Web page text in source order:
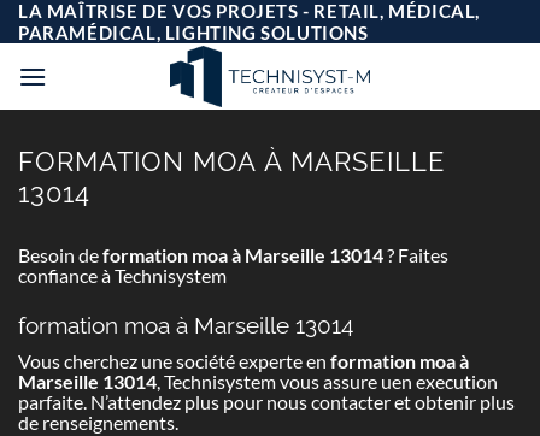
Passer
au
contenu
LA MAÎTRISE DE VOS PROJETS - RETAIL, MÉDICAL,
PARAMÉDICAL, LIGHTING SOLUTIONS
FORMATION MOA À MARSEILLE
13014
Besoin deformation moa à Marseille 13014? Faites
confiance à Technisystem
formation moa à Marseille 13014
Vous cherchez une société experte en formation moa à
Marseille 13014, Technisystem vous assure uen execution
parfaite. N’attendez plus pour nous contacter et obtenir plus
de renseignements.